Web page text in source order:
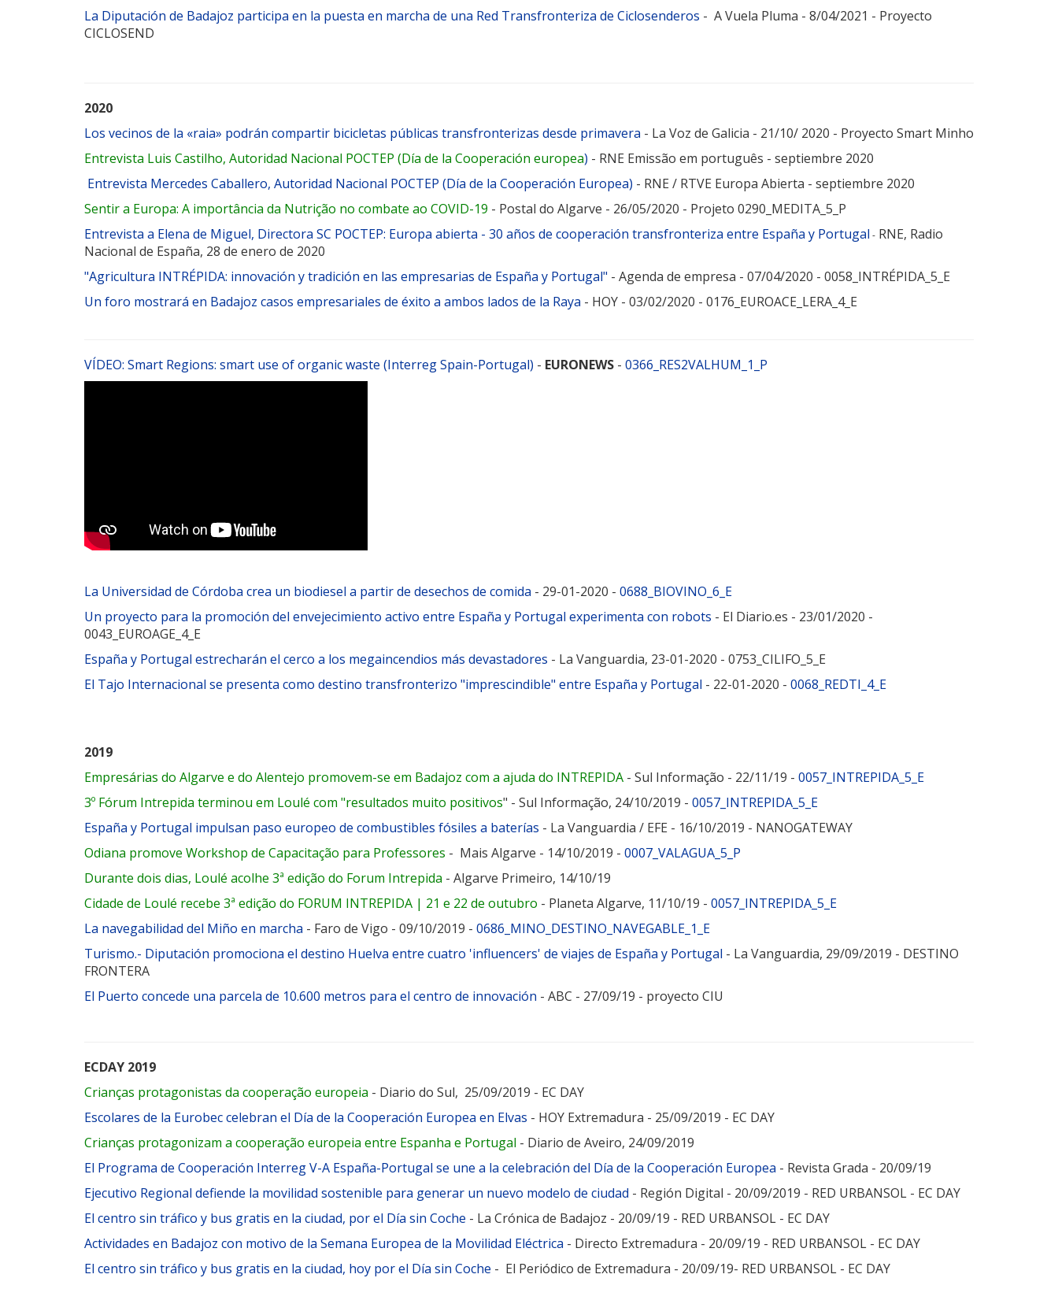
La Diputación de Badajoz participa en la puesta en marcha de una Red Transfronteriza de Ciclosenderos - A Vuela Pluma - 8/04/2021 - Proyecto
CICLOSEND
2020
Los vecinos de la «raia» podrán compartir bicicletas públicas transfronterizas desde primavera - La Voz de Galicia - 21/10/ 2020 - Proyecto Smart Minho
Entrevista Luis Castilho, Autoridad Nacional POCTEP (Día de la Cooperación europea) - RNE Emissão em português - septiembre 2020
Entrevista Mercedes Caballero, Autoridad Nacional POCTEP (Día de la Cooperación Europea) - RNE / RTVE Europa Abierta - septiembre 2020
Sentir a Europa: A importância da Nutrição no combate ao COVID-19 - Postal do Algarve - 26/05/2020 - Projeto 0290_MEDITA_5_P
Entrevista a Elena de Miguel, Directora SC POCTEP: Europa abierta - 30 años de cooperación transfronteriza entre España y Portugal - RNE, Radio
Nacional de España, 28 de enero de 2020
"Agricultura INTRÉPIDA: innovación y tradición en las empresarias de España y Portugal" - Agenda de empresa - 07/04/2020 - 0058_INTRÉPIDA_5_E
Un foro mostrará en Badajoz casos empresariales de éxito a ambos lados de la Raya - HOY - 03/02/2020 - 0176_EUROACE_LERA_4_E
VÍDEO: Smart Regions: smart use of organic waste (Interreg Spain-Portugal) - EURONEWS - 0366_RES2VALHUM_1_P
La Universidad de Córdoba crea un biodiesel a partir de desechos de comida - 29-01-2020 - 0688_BIOVINO_6_E
Un proyecto para la promoción del envejecimiento activo entre España y Portugal experimenta con robots - El Diario.es - 23/01/2020 -
0043_EUROAGE_4_E
España y Portugal estrecharán el cerco a los megaincendios más devastadores - La Vanguardia, 23-01-2020 - 0753_CILIFO_5_E
El Tajo Internacional se presenta como destino transfronterizo "imprescindible" entre España y Portugal - 22-01-2020 - 0068_REDTI_4_E
2019
Empresárias do Algarve e do Alentejo promovem-se em Badajoz com a ajuda do INTREPIDA - Sul Informação - 22/11/19 - 0057_INTREPIDA_5_E
3º Fórum Intrepida terminou em Loulé com "resultados muito positivos" - Sul Informação, 24/10/2019 - 0057_INTREPIDA_5_E
España y Portugal impulsan paso europeo de combustibles fósiles a baterías - La Vanguardia / EFE - 16/10/2019 - NANOGATEWAY
Odiana promove Workshop de Capacitação para Professores - Mais Algarve - 14/10/2019 - 0007_VALAGUA_5_P
Durante dois dias, Loulé acolhe 3ª edição do Forum Intrepida - Algarve Primeiro, 14/10/19
Cidade de Loulé recebe 3ª edição do FORUM INTREPIDA | 21 e 22 de outubro - Planeta Algarve, 11/10/19 - 0057_INTREPIDA_5_E
La navegabilidad del Miño en marcha - Faro de Vigo - 09/10/2019 - 0686_MINO_DESTINO_NAVEGABLE_1_E
Turismo.- Diputación promociona el destino Huelva entre cuatro 'influencers' de viajes de España y Portugal - La Vanguardia, 29/09/2019 - DESTINO
FRONTERA
El Puerto concede una parcela de 10.600 metros para el centro de innovación - ABC - 27/09/19 - proyecto CIU
ECDAY 2019
Crianças protagonistas da cooperação europeia - Diario do Sul, 25/09/2019 - EC DAY
Escolares de la Eurobec celebran el Día de la Cooperación Europea en Elvas - HOY Extremadura - 25/09/2019 - EC DAY
Crianças protagonizam a cooperação europeia entre Espanha e Portugal - Diario de Aveiro, 24/09/2019
El Programa de Cooperación Interreg V-A España-Portugal se une a la celebración del Día de la Cooperación Europea - Revista Grada - 20/09/19
Ejecutivo Regional defiende la movilidad sostenible para generar un nuevo modelo de ciudad - Región Digital - 20/09/2019 - RED URBANSOL - EC DAY
El centro sin tráfico y bus gratis en la ciudad, por el Día sin Coche - La Crónica de Badajoz - 20/09/19 - RED URBANSOL - EC DAY
Actividades en Badajoz con motivo de la Semana Europea de la Movilidad Eléctrica - Directo Extremadura - 20/09/19 - RED URBANSOL - EC DAY
El centro sin tráfico y bus gratis en la ciudad, hoy por el Día sin Coche - El Periódico de Extremadura - 20/09/19- RED URBANSOL - EC DAY